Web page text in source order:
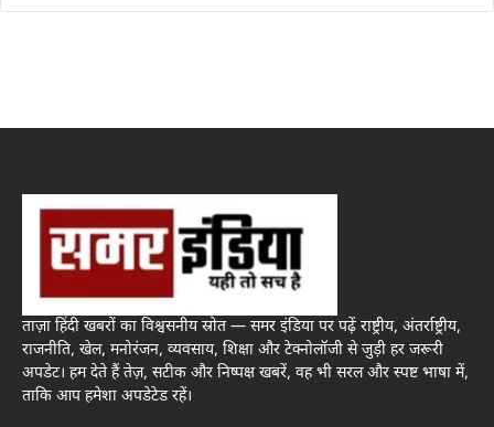
ताज़ा हिंदी खबरों का विश्वसनीय स्रोत — समर इंडिया पर पढ़ें राष्ट्रीय, अंतर्राष्ट्रीय,
राजनीति, खेल, मनोरंजन, व्यवसाय, शिक्षा और टेक्नोलॉजी से जुड़ी हर जरूरी
अपडेट। हम देते हैं तेज़, सटीक और निष्पक्ष खबरें, वह भी सरल और स्पष्ट भाषा में,
ताकि आप हमेशा अपडेटेड रहें।